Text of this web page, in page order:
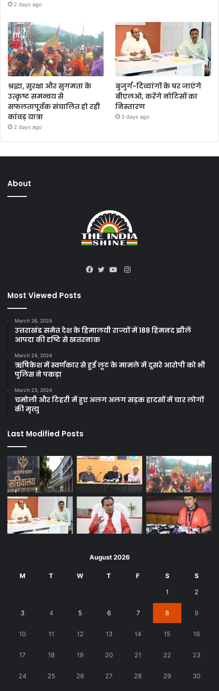
2 days ago
श्रद्धा, सुरक्षा और सुगमता के
उत्कृष्ट समन्वय से
सफलतापूर्वक संचालित हो रही
कांवड़ यात्रा
2 days ago
बुजुर्ग-दिव्यांगों के घर जाएंगे
बीएलओ, करेंगे नोटिसों का
निस्तारण
3 days ago
About
Instagram
Most Viewed Posts
March 26, 2024
उत्तराखंड समेत देश के हिमालयी राज्यों में 188 हिमनद झीलें
आपदा की दृष्टि से खतरनाक
March 24, 2024
ऋषिकेश में स्वर्णकार से हुई लूट के मामले में दूसरे आरोपी को भी
पुलिस ने पकड़ा
March 23, 2024
चमोली और टिहरी में हुए अलग अलग सड़क हादसों में चार लोगों
की मृत्यु
Last Modified Posts
August 2026
M T W T F S S
1 2
3 4 5 6 7 8 9
10 11 12 13 14 15 16
17 18 19 20 21 22 23
24 25 26 27 28 29 30